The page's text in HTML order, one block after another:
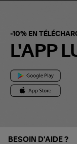
-10% EN
L'APP
BESOIN D'AIDE ?